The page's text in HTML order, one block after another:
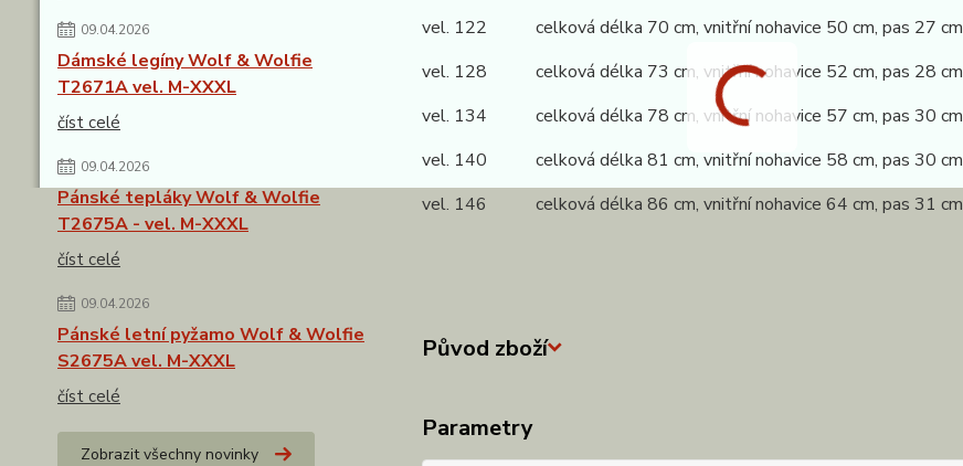
09.04.2026
Dámské legíny Wolf & Wolfie
T2671A vel. M-XXXL
číst celé
09.04.2026
Pánské tepláky Wolf & Wolfie
T2675A - vel. M-XXXL
číst celé
09.04.2026
Pánské letní pyžamo Wolf & Wolfie
S2675A vel. M-XXXL
číst celé
Zobrazit všechny novinky
vel. 122 celková délka 70 cm, vnitřní nohavice 50 cm, pas 27 cm
vel. 128 celková délka 73 cm, vnitřní nohavice 52 cm, pas 28 cm
vel. 134 celková délka 78 cm, vnitřní nohavice 57 cm, pas 30 cm
vel. 140 celková délka 81 cm, vnitřní nohavice 58 cm, pas 30 cm
vel. 146 celková délka 86 cm, vnitřní nohavice 64 cm, pas 31 cm
Původ zboží
Parametry